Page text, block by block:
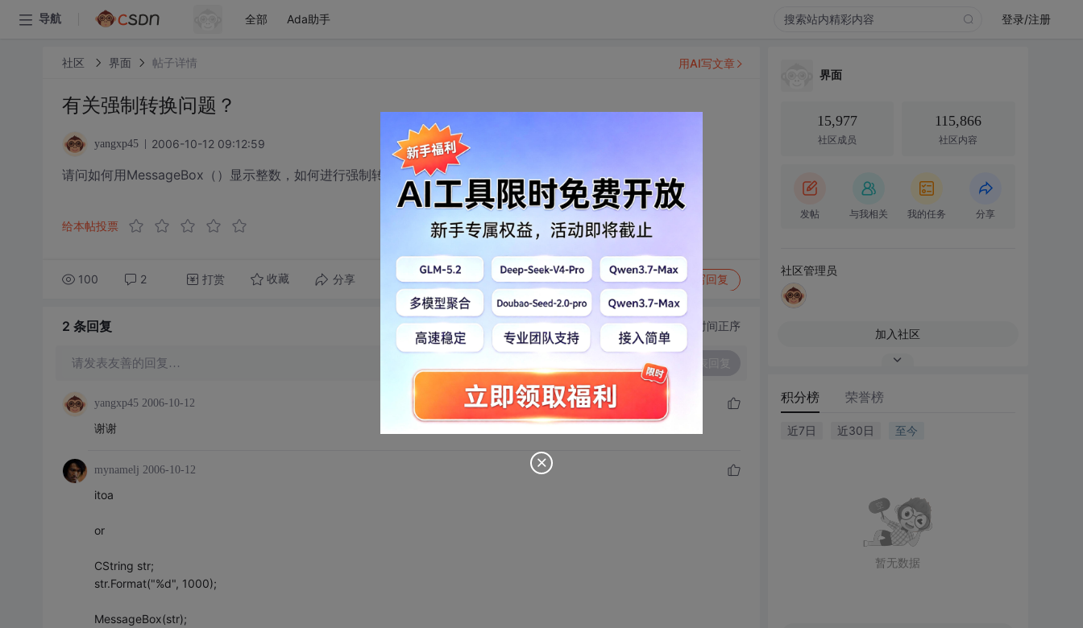
导航 全部 Ada助手 登录/注册
社区 界面 帖子详情
有关强制转换问题？
yangxp45 2006-10-12 09:12:59
请问如何用MessageBox（）显示整数，如何进行强制转换？谢谢。
给本帖投票
100 2 打赏 收藏 分享 转发到动态 举报 写回复
用AI写文章
2 条回复 切换为时间正序
请发表友善的回复…
yangxp45 2006-10-12
谢谢
mynamelj 2006-10-12
itoa
or
CString str;
str.Format("%d", 1000);
MessageBox(str);
界面
15,977
社区成员
115,866
社区内容
发帖 与我相关 我的任务 分享
社区管理员
加入社区
积分榜 荣誉榜
近7日 近30日 至今
暂无数据